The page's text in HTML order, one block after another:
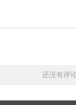
还没有评